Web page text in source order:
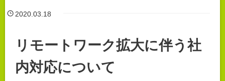
2020.03.18
リモートワーク拡大に伴う社
内対応について